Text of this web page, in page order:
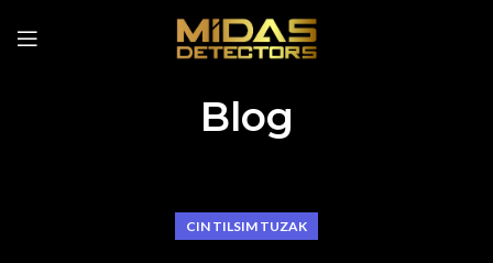
Blog
CIN TILSIM TUZAK